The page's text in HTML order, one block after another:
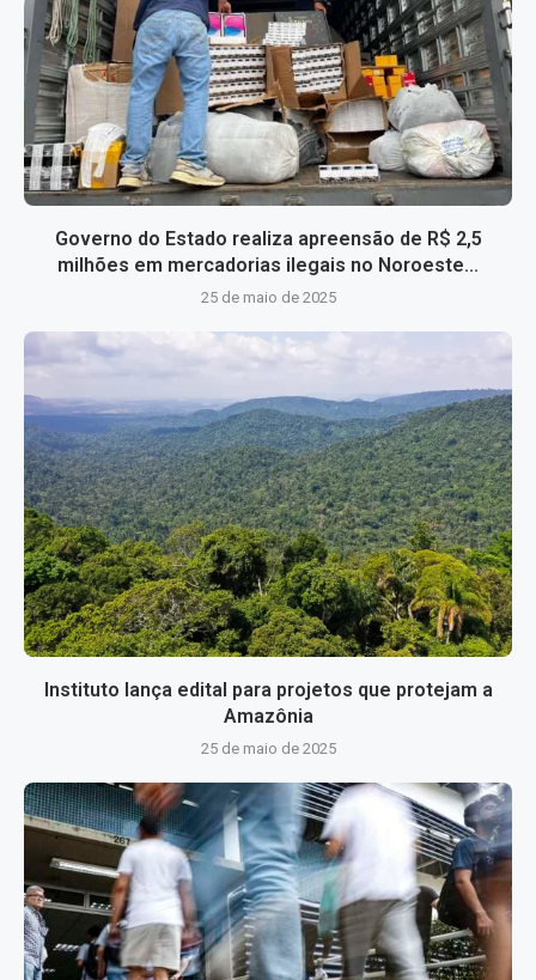
Governo do Estado realiza apreensão de R$ 2,5
milhões em mercadorias ilegais no Noroeste...
25 de maio de 2025
Instituto lança edital para projetos que protejam a
Amazônia
25 de maio de 2025